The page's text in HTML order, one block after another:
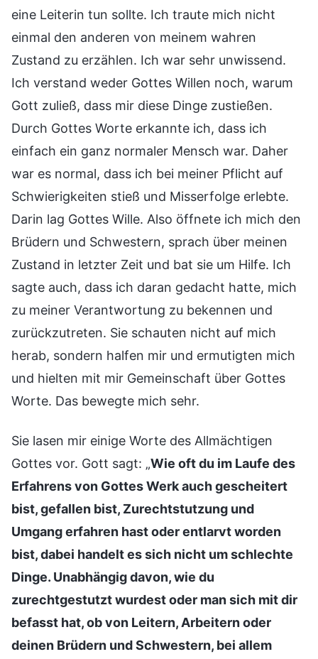
eine Leiterin tun sollte. Ich traute mich nicht
einmal den anderen von meinem wahren
Zustand zu erzählen. Ich war sehr unwissend.
Ich verstand weder Gottes Willen noch, warum
Gott zuließ, dass mir diese Dinge zustießen.
Durch Gottes Worte erkannte ich, dass ich
einfach ein ganz normaler Mensch war. Daher
war es normal, dass ich bei meiner Pflicht auf
Schwierigkeiten stieß und Misserfolge erlebte.
Darin lag Gottes Wille. Also öffnete ich mich den
Brüdern und Schwestern, sprach über meinen
Zustand in letzter Zeit und bat sie um Hilfe. Ich
sagte auch, dass ich daran gedacht hatte, mich
zu meiner Verantwortung zu bekennen und
zurückzutreten. Sie schauten nicht auf mich
herab, sondern halfen mir und ermutigten mich
und hielten mit mir Gemeinschaft über Gottes
Worte. Das bewegte mich sehr.
Sie lasen mir einige Worte des Allmächtigen
Gottes vor. Gott sagt: „Wie oft du im Laufe des
Erfahrens von Gottes Werk auch gescheitert
bist, gefallen bist, Zurechtstutzung und
Umgang erfahren hast oder entlarvt worden
bist, dabei handelt es sich nicht um schlechte
Dinge. Unabhängig davon, wie du
zurechtgestutzt wurdest oder man sich mit dir
befasst hat, ob von Leitern, Arbeitern oder
deinen Brüdern und Schwestern, bei allem